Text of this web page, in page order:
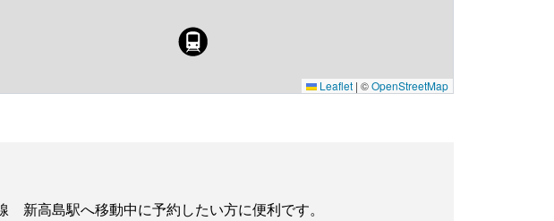
Leaflet | ©OpenStreetMap
高島駅へ移動中に予約したい方に便利です。